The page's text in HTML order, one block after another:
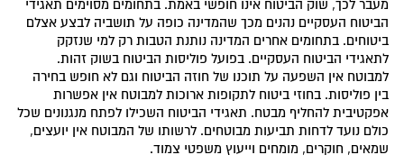
מעבר לכך, שוק הביטוח אינו חופשי באמת. בתחומים מסוימים תאגידי
הביטוח העסקיים נהנים מכך שהמדינה כופה על תושביה לבצע אצלם
ביטוחים. בתחומים אחרים המדינה נותנת הטבות רק למי שנזקק
לתאגידי הביטוח העסקיים. בפועל פוליסות הביטוח בשוק זהות.
למבוטח אין השפעה על תוכנו של חוזה הביטוח וגם לא חופש בחירה
בין פוליסות. בחוזי ביטוח לתקופות ארוכות למבוטח אין אפשרות
אפקטיבית להחליף מבטח. תאגידי הביטוח השכילו לפתח מנגנונים שכל
כולם נועד לדחות תביעות מבוטחים. לרשותו של המבוטח אין יועצים,
שמאים, חוקרים, מומחים וייעוץ משפטי צמוד.